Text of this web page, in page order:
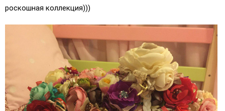
роскошная коллекция)))